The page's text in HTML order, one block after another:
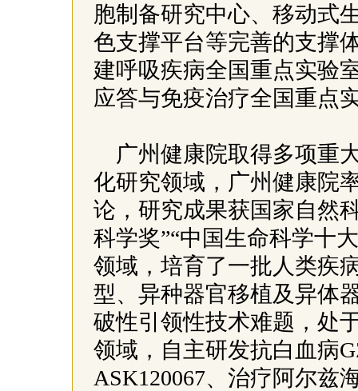
胞制备研究中心、移动式
色支撑平台等完善的支撑
建呼吸疾病全国重点实验
应答与免疫治疗全国重点
广州健康院取得多项重
化研究领域，广州健康院
论，研究成果获国家自然
科学奖”“中国生命科学十
领域，培育了一批人类疾
型、异种器官移植及异体
破性引领性技术难题，处
领域，自主研发抗白血病
ASK120067、治疗阿尔兹